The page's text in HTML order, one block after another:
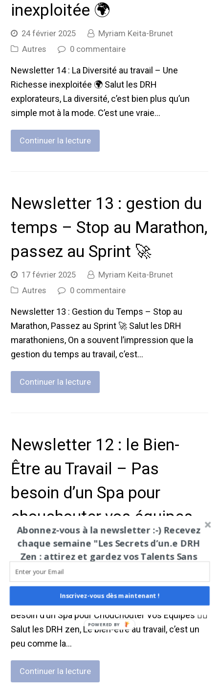
inexploitée 🌍
24 février 2025
Myriam Keita-Brunet
Autres
0 commentaire
Newsletter 14 : La Diversité au travail – Une
Richesse inexploitée 🌍 Salut les DRH
explorateurs, La diversité, c’est bien plus qu’un
simple mot à la mode. C’est une vraie…
Continuer la lecture
Newsletter 13 : gestion du
temps – Stop au Marathon,
passez au Sprint 🚀
17 février 2025
Myriam Keita-Brunet
Autres
0 commentaire
Newsletter 13 : Gestion du Temps – Stop au
Marathon, Passez au Sprint 🚀 Salut les DRH
marathoniens, On a souvent l’impression que la
gestion du temps au travail, c’est…
Continuer la lecture
Newsletter 12 : le Bien-
Être au Travail – Pas
besoin d’un Spa pour
chouchouter vos équipes
🧘‍♀️
10 février 2025
Myriam Keita-Brunet
Autres
0 commentaire
Newsletter 12 : Le Bien-Être au Travail – Pas
Besoin d’un Spa pour Chouchouter Vos Équipes 🧘‍♀️
Salut les DRH zen, Le bien-être au travail, c’est un
peu comme la…
Continuer la lecture
Abonnez-vous à la newsletter :-) Recevez
chaque semaine "Les Secrets d’un.e DRH
Zen : attirez et gardez vos Talents Sans
Inscrivez-vous dès maintenant !
POWERED BY